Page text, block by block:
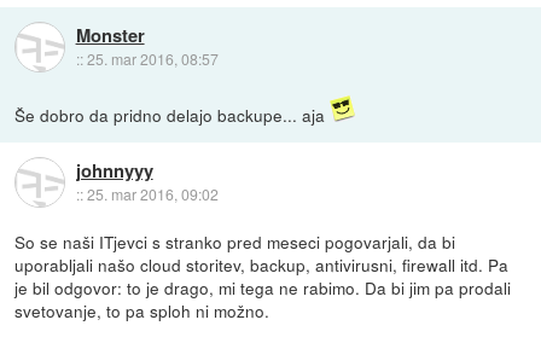
Monster
::25. mar 2016, 08:57
Še dobro da pridno delajo backupe... aja
johnnyyy
::25. mar 2016, 09:02
So se naši ITjevci s stranko pred meseci pogovarjali, da bi
uporabljali našo cloud storitev, backup, antivirusni, firewall itd. Pa
je bil odgovor: to je drago, mi tega ne rabimo. Da bi jim pa prodali
svetovanje, to pa sploh ni možno.